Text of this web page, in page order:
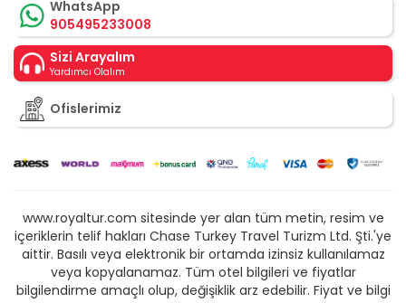
WhatsApp
905495233008
Sizi Arayalım
Yardımcı Olalım
Ofislerimiz
www.royaltur.com sitesinde yer alan tüm metin, resim ve
içeriklerin telif hakları Chase Turkey Travel Turizm Ltd. Şti.'ye
aittir. Basılı veya elektronik bir ortamda izinsiz kullanılamaz
veya kopyalanamaz. Tüm otel bilgileri ve fiyatlar
bilgilendirme amaçlı olup, değişiklik arz edebilir. Fiyat ve bilgi